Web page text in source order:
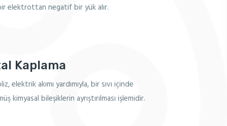
elektrottan negatif bir yük alır.
Kaplama
elektrik akımı yardımıyla, bir sıvı içinde
kimyasal bileşiklerin ayrıştırılması işlemidir.